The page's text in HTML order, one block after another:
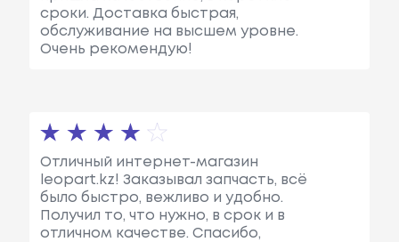
сроки. Доставка быстрая,
обслуживание на высшем уровне.
Очень рекомендую!
Отличный интернет-магазин
leopart.kz! Заказывал запчасть, всё
было быстро, вежливо и удобно.
Получил то, что нужно, в срок и в
отличном качестве. Спасибо,